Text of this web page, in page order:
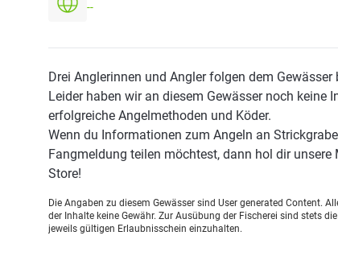
--
Drei Anglerinnen und Angler folgen dem Gewässer
Leider haben wir an diesem Gewässer noch keine
erfolgreiche Angelmethoden und Köder.
Wenn du Informationen zum Angeln an
Fangmeldung teilen möchtest, dann hol dir unsere
Store!
Die Angaben zu diesem Gewässer sind User generated Content.
der Inhalte keine Gewähr. Zur Ausübung der Fischerei sind stets
jeweils gültigen Erlaubnisschein einzuhalten.